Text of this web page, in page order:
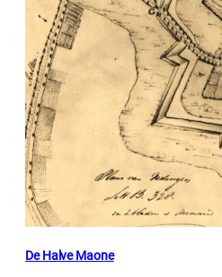
De Halve Maone